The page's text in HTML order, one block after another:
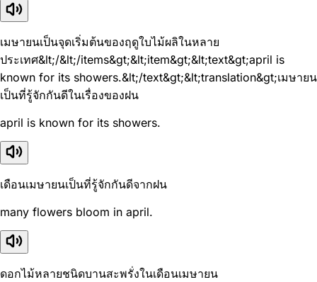
เมษายนเป็นจุดเริ่มต้นของฤดูใบไม้ผลิในหลาย
ประเทศ&lt;/&lt;/items&gt;&lt;item&gt;&lt;text&gt;april is
known for its showers.&lt;/text&gt;&lt;translation&gt;เมษายน
เป็นที่รู้จักกันดีในเรื่องของฝน
april is known for its showers.
เดือนเมษายนเป็นที่รู้จักกันดีจากฝน
many flowers bloom in april.
ดอกไม้หลายชนิดบานสะพรั่งในเดือนเมษายน